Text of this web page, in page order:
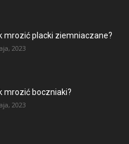
mrozić placki ziemniaczane?
2023
mrozić boczniaki?
2023